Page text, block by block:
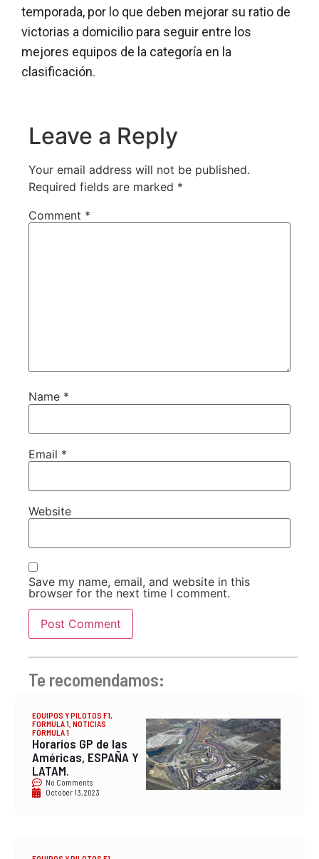
temporada, por lo que deben mejorar su ratio de
victorias a domicilio para seguir entre los
mejores equipos de la categoría en la
clasificación.
Leave a Reply
Your email address will not be published.
Required fields are marked *
Comment *
Name *
Email *
Website
Save my name, email, and website in this
browser for the next time I comment.
Te recomendamos:
EQUIPOS Y PILOTOS F1,
FORMULA 1, NOTICIAS
FÓRMULA 1
Horarios GP de las
Américas, ESPAÑA Y
LATAM.
No Comments
October 13, 2023